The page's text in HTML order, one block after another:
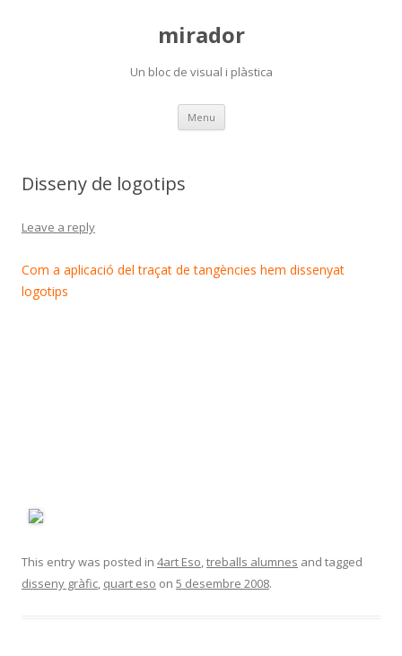
mirador
Un bloc de visual i plàstica
Menu Skip
content
Disseny de logotips
Leave a reply
Com a aplicació del traçat de tangències hem dissenyat
logotips
This entry was posted in 4art Eso,treballs alumnes and tagged
disseny gràfic, quart eso on 5 desembre 2008.